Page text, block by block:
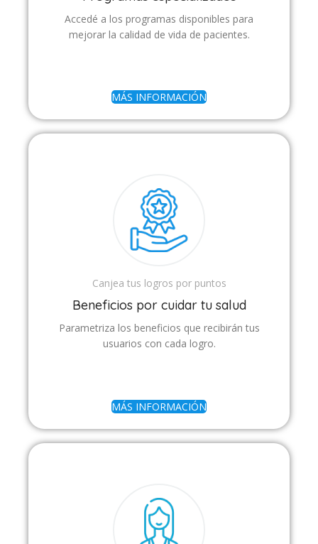
Accedé a los programas disponibles para
mejorar la calidad de vida de pacientes.
MÁS INFORMACIÓN
Canjea tus logros por puntos
Beneficios por cuidar tu salud
Parametriza los beneficios que recibirán tus
usuarios con cada logro.
MÁS INFORMACIÓN